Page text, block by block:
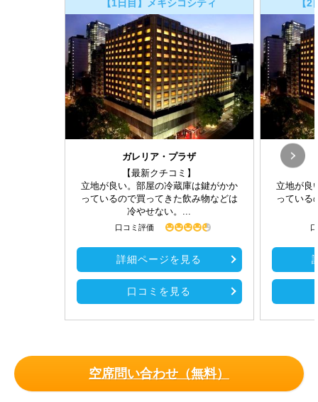
【1日目】メキシコシティ
ガレリア・プラザ
【最新クチコミ】
立地が良い。部屋の冷蔵庫は鍵がかか
っているので買ってきた飲み物などは
冷やせない。...
口コミ評価
詳細ページを見る
口コミを見る
【
立地が良
っている
空席問い合わせ（無料）